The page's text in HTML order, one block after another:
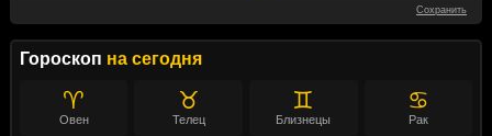
Сохранить
Гороскоп на сегодня
♈
Овен
♉
Телец
♊
Близнецы
♋
Рак